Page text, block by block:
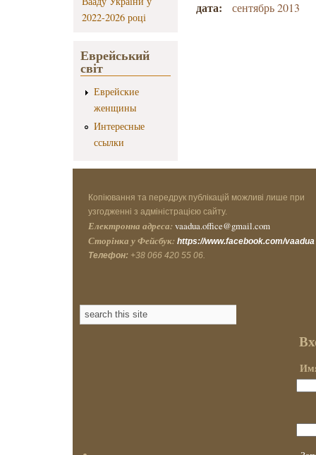
2022-2026 році
Еврейський
світ
Еврейские
женщины
Интересные
ссылки
дата: сентябрь 2013
Копіювання та передрук публікацій можливі лише при
узгодженні з адміністрацією сайту.
Електронна адреса: vaadua.office@gmail.com
Сторінка у Фейсбук: https://www.facebook.com/vaadua
Телефон: +38 066 420 55 06.